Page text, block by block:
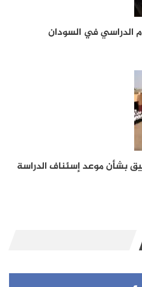
الدراسي في السودان
بشأن موعد إسئناف الدراسة